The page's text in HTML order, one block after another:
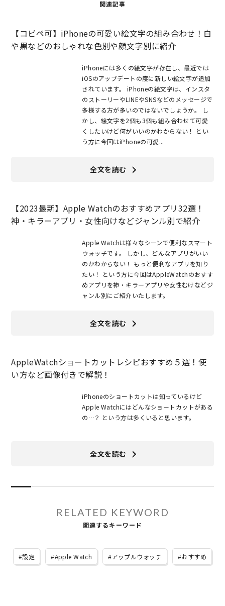
関連記事
【コピペ可】iPhoneの可愛い絵文字の組み合わせ！白
や黒などのおしゃれな色別や顔文字別に紹介
iPhoneには多くの絵文字が存在し、最近では
iOSのアップデートの度に新しい絵文字が追加
されています。 iPhoneの絵文字は、インスタ
のストーリーやLINEやSNSなどのメッセージで
多様する方が多いのではないでしょうか。 し
かし、絵文字を2個も3個も組み合わせて可愛
くしたいけど何がいいのかわからない！ とい
う方に今回はiPhoneの可愛...
全文を読む
【2023最新】Apple Watchのおすすめアプリ32選！
神・キラーアプリ・女性向けなどジャンル別で紹介
Apple Watchは様々なシーンで便利なスマート
ウォッチです。 しかし、どんなアプリがいい
のかわからない！ もっと便利なアプリを知り
たい！ という方に今回はAppleWatchのおすす
めアプリを神・キラーアプリや女性むけなどジ
ャンル別にご紹介いたします。
全文を読む
AppleWatchショートカットレシピおすすめ５選！使
い方など画像付きで解説！
iPhoneのショートカットは知っているけど
Apple Watchにはどんなショートカットがある
の…？ という方は多くいると思います。
全文を読む
RELATED KEYWORD
関連するキーワード
設定 Apple Watch アップルウォッチ おすすめ